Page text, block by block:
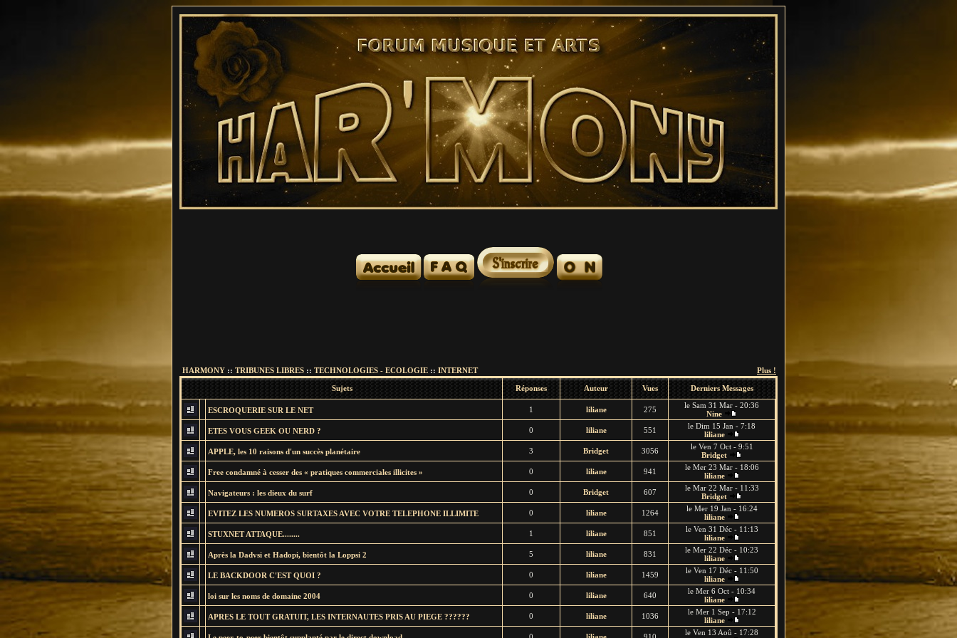
HARMONY :: TRIBUNES LIBRES :: TECHNOLOGIES - ECOLOGIE :: INTERNET Plus !
Sujets Réponses Auteur Vues Derniers Messages
ESCROQUERIE SUR LE NET 1 liliane 275
le Sam 31 Mar - 20:36
Nine
ETES VOUS GEEK OU NERD ?
0 liliane 551
le Dim 15 Jan - 7:18
liliane
APPLE, les 10 raisons d'un succès planétaire
3 Bridget 3056
le Ven 7 Oct - 9:51
Bridget
Free condamné à cesser des « pratiques commerciales illicites »
0 liliane 941
le Mer 23 Mar - 18:06
liliane
Navigateurs : les dieux du surf
0 Bridget 607
le Mar 22 Mar - 11:33
Bridget
EVITEZ LES NUMEROS SURTAXES AVEC VOTRE TELEPHONE ILLIMITE
0 liliane 1264
le Mer 19 Jan - 16:24
liliane
STUXNET ATTAQUE........
1 liliane 851
le Ven 31 Déc - 11:13
liliane
Après la Dadvsi et Hadopi, bientôt la Loppsi 2
5 liliane 831
le Mer 22 Déc - 10:23
liliane
LE BACKDOOR C'EST QUOI ?
0 liliane 1459
le Ven 17 Déc - 11:50
liliane
loi sur les noms de domaine 2004
0 liliane 640
le Mer 6 Oct - 10:34
liliane
APRES LE TOUT GRATUIT, LES INTERNAUTES PRIS AU PIEGE ??????
0 liliane 1036
le Mer 1 Sep - 17:12
liliane
le Ven 13 Aoû - 17:28